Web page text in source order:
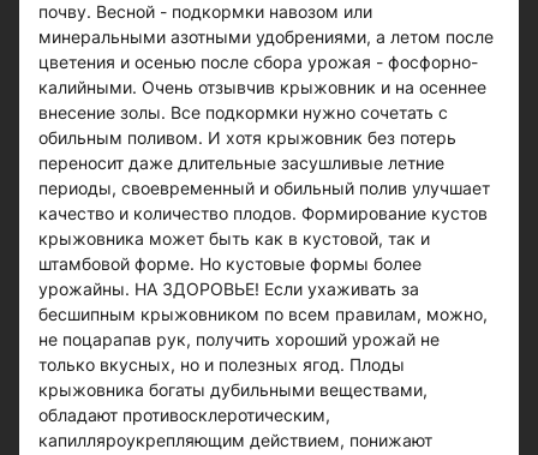
почву. Весной - подкормки навозом или
минеральными азотными удобрениями, а летом после
цветения и осенью после сбора урожая - фосфорно-
калийными. Очень отзывчив крыжовник и на осеннее
внесение золы. Все подкормки нужно сочетать с
обильным поливом. И хотя крыжовник без потерь
переносит даже длительные засушливые летние
периоды, своевременный и обильный полив улучшает
качество и количество плодов. Формирование кустов
крыжовника может быть как в кустовой, так и
штамбовой форме. Но кустовые формы более
урожайны. НА ЗДОРОВЬЕ! Если ухаживать за
бесшипным крыжовником по всем правилам, можно,
не поцарапав рук, получить хороший урожай не
только вкусных, но и полезных ягод. Плоды
крыжовника богаты дубильными веществами,
обладают противосклеротическим,
капилляроукрепляющим действием, понижают